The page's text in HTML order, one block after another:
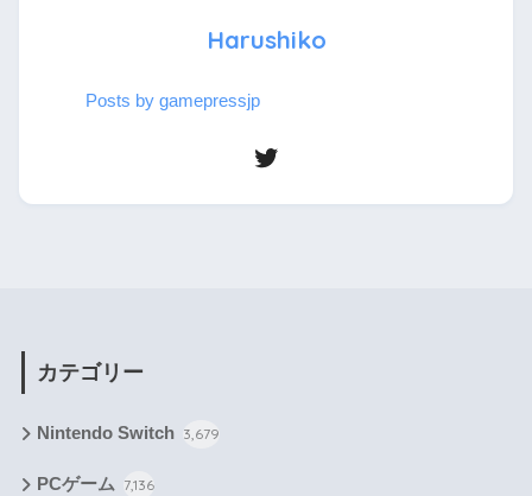
Harushiko
Posts by gamepressjp
カテゴリー
Nintendo Switch 3,679
PCゲーム 7,136